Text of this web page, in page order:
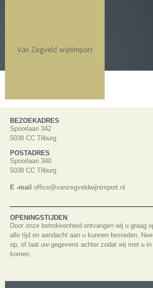
BEZOEKADRES
Spoorlaan 342
5038 CC Tilburg
POSTADRES
Spoorlaan 340
5038 CC Tilburg
E -mail office@vanzegveldwijnimport.nl
OPENINGSTIJDEN
Door onze betrokkenheid ontvangen wij u graag
alle tijd en aandacht aan u kunnen besteden.
op, of laat uw gegevens achter zodat wij met u
komen.